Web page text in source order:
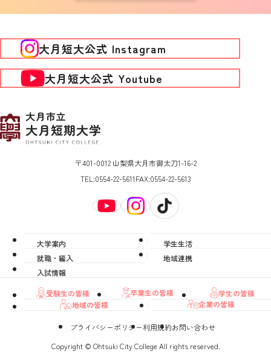
大月短大公式 Instagram
大月短大公式 Youtube
〒401-0012 山梨県大月市御太刀1-16-2
TEL:0554-22-5611FAX:0554-22-5613
大学案内
学生生活
就職・編入
地域連携
入試情報
受験生の皆様
卒業生の皆様
学生の皆様
地域の皆様
企業の皆様
プライバシーポリシー利用規約お問い合わせ
Copyright © Ohtsuki City College All rights reserved.